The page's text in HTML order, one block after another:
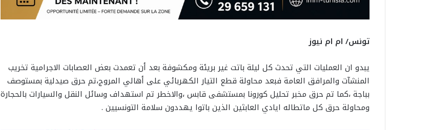
تونس/ ام ام نيوز
يبدو ان العمليات التي تحدث كل ليلة باتت غير بريئة ومكشوفة بعد أن تعمدت بعض العصابات الاجرامية تخريب
المنشآت والمرافق العامة فبعد محاولة قطع التيار الكهربائي على أهالي المروج،تم حرق صيدلية بمستوصف
بباجة ،كما تم حرق مخبر تحليل كورونا بمستشفى قابس ،والاخطر تم استهداف وسائل النقل والسيارات بالحجارة
ومحاولة حرق كل ماتطاله ايادي العابثين الذين باتوا يهددون سلامة التونسيين .